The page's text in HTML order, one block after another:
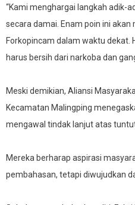
“Kami menghargai langkah adik-
secara damai. Enam poin ini
Forkopincam dalam waktu dekat.
harus bersih dari narkoba dan
Meski demikian, Aliansi
Kecamatan Malingping
mengawal tindak lanjut atas
Mereka berharap aspirasi
pembahasan, tetapi diwujudkan